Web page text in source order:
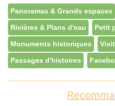
Panoramas & Grands espaces
Rivières & Plans d'eau Petit
Monuments historiques
Passages d'histoires